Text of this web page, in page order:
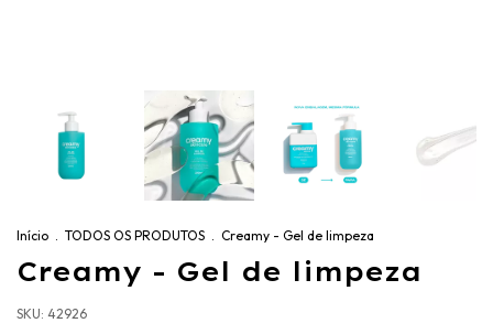
Início . TODOS OS PRODUTOS . Creamy - Gel de limpeza
Creamy - Gel de limpeza
SKU: 42926